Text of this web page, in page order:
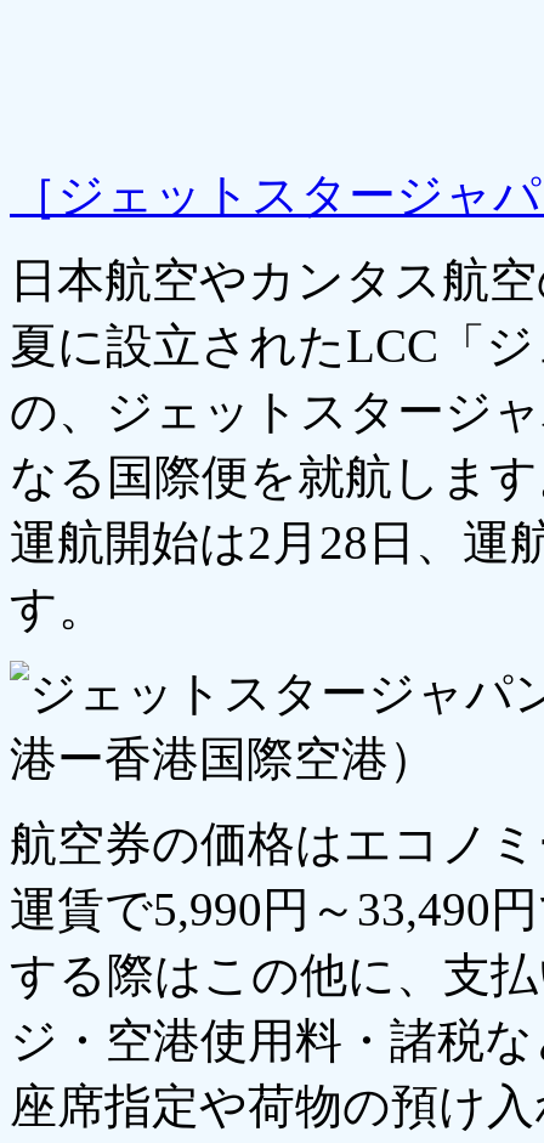
［ジェットスタージャ
日本航空やカンタス航
夏に設立されたLCC「
の、ジェットスタージ
なる国際便を就航しま
運航開始は2月28日、運
す。
航空券の価格はエコノ
運賃で5,990円～33,490
する際はこの他に、支
ジ・空港使用料・諸税
座席指定や荷物の預け